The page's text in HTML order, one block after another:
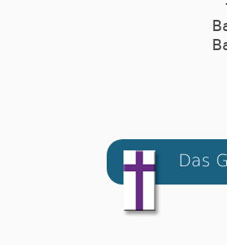
Das